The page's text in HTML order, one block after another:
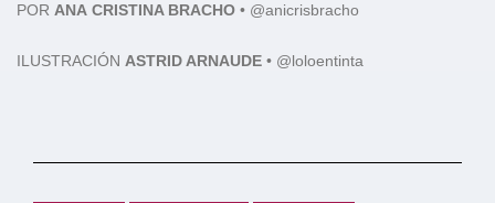
POR ANA CRISTINA BRACHO • @anicrisbracho
ILUSTRACIÓN ASTRID ARNAUDE • @loloentinta